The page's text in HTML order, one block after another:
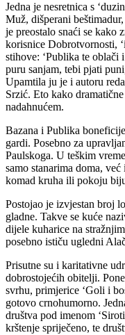
Jedna je nesretnica s
Muž, dišperani
je preostalo snaći se kako
korisnice Dobrotvornosti,
stihove: ‘Publika te
puru sanjam, tebi pjati
Upamtila ju je i autoru
Srzić. Eto kako
nadahnućem.
Bazana i Publika
gardi. Posebno za
Paulskoga. U teškim
samo stanarima doma,
komad kruha ili pokoju
Postojao je izvjestan broj
gladne. Takve se kuće
dijele kuharice na
posebno ističu ugledni
Prisutne su i karitativne
dobrostojećih obitelji.
svrhu, primjerice ‘Goli i
gotovo crnohumorno.
društva pod imenom
krštenje spriječeno, te